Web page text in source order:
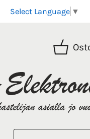
Select Language ▼